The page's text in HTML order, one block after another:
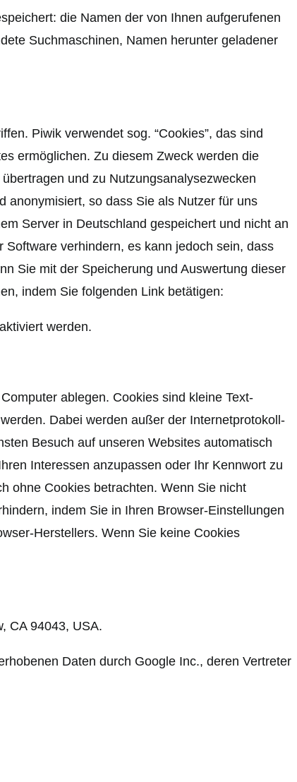
die Namen der von Ihnen aufgerufenen
Suchmaschinen, Namen herunter geladener
Piwik verwendet sog. “Cookies”, das sind
ermöglichen. Zu diesem Zweck werden die
und zu Nutzungsanalysezwecken
anonymisiert, so dass Sie als Nutzer für uns
Server in Deutschland gespeichert und nicht an
verhindern, es kann jedoch sein, dass
Sie mit der Speicherung und Auswertung dieser
indem Sie folgenden Link betätigen:
werden.
ablegen. Cookies sind kleine Text-
Dabei werden außer der Internetprotokoll-
Besuch auf unseren Websites automatisch
Interessen anzupassen oder Ihr Kennwort zu
ohne Cookies betrachten. Wenn Sie nicht
indem Sie in Ihren Browser-Einstellungen
Herstellers. Wenn Sie keine Cookies
CA 94043, USA.
Daten durch Google Inc., deren Vertreter